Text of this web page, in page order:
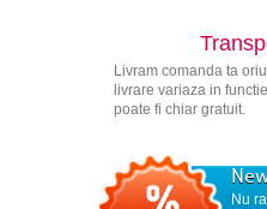
Livram comanda ta
livrare variaza in
poate fi chiar gratuit.
Nu